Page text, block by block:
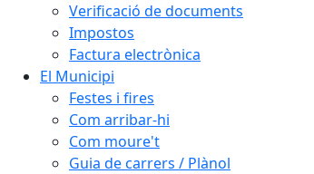
Verificació de documents
Impostos
Factura electrònica
El Municipi
Festes i fires
Com arribar-hi
Com moure't
Guia de carrers / Plànol